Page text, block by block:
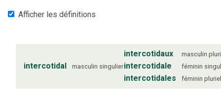
Afficher les définitions
intercotidal masculin singulier
intercotidaux masculin
intercotidale féminin
intercotidales féminin